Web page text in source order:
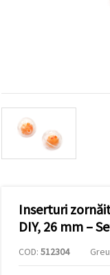
afișa
conținut și
reclame
analiză și
Puteți fi de
acord să
utilizați
toate
Inserturi
DIY, 26 mm –
COD: 512304